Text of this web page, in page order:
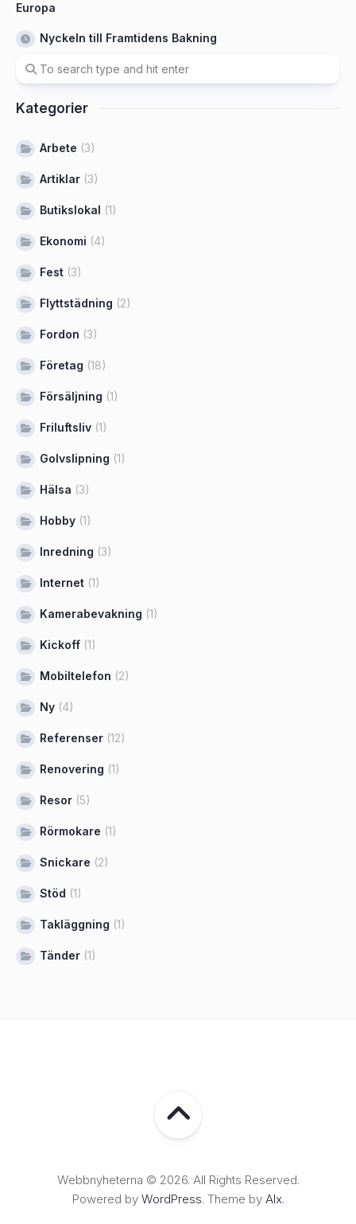
Europa
Nyckeln till Framtidens Bakning
Kategorier
Arbete (3)
Artiklar (3)
Butikslokal (1)
Ekonomi (4)
Fest (3)
Flyttstädning (2)
Fordon (3)
Företag (18)
Försäljning (1)
Friluftsliv (1)
Golvslipning (1)
Hälsa (3)
Hobby (1)
Inredning (3)
Internet (1)
Kamerabevakning (1)
Kickoff (1)
Mobiltelefon (2)
Ny (4)
Referenser (12)
Renovering (1)
Resor (5)
Rörmokare (1)
Snickare (2)
Stöd (1)
Takläggning (1)
Tänder (1)
Webbnyheterna © 2026. All Rights Reserved.
Powered by WordPress. Theme by Alx.